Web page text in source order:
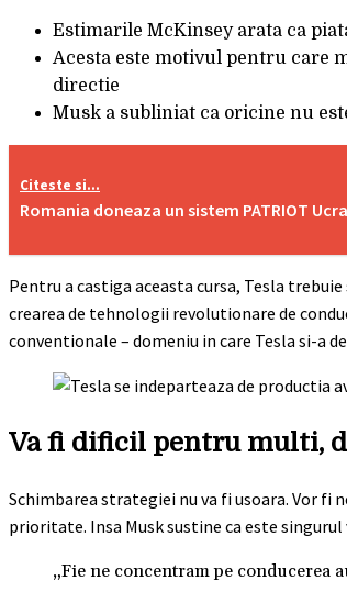
Estimarile McKinsey arata ca
Acesta este motivul pentru care
directie
Musk a subliniat ca oricine nu
Citeste si...
Romania doneaza un sistem PATRIOT
Pentru a castiga aceasta cursa, Tesla
crearea de tehnologii revolutionare de
conventionale – domeniu in care Tesla si-a
Va fi dificil pentru multi,
Schimbarea strategiei nu va fi usoara. Vor
prioritate. Insa Musk sustine ca este
„Fie ne concentram pe conducerea